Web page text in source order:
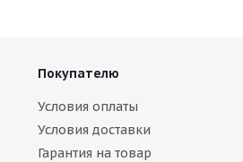
Покупателю
Условия оплаты
Условия доставки
Гарантия на товар